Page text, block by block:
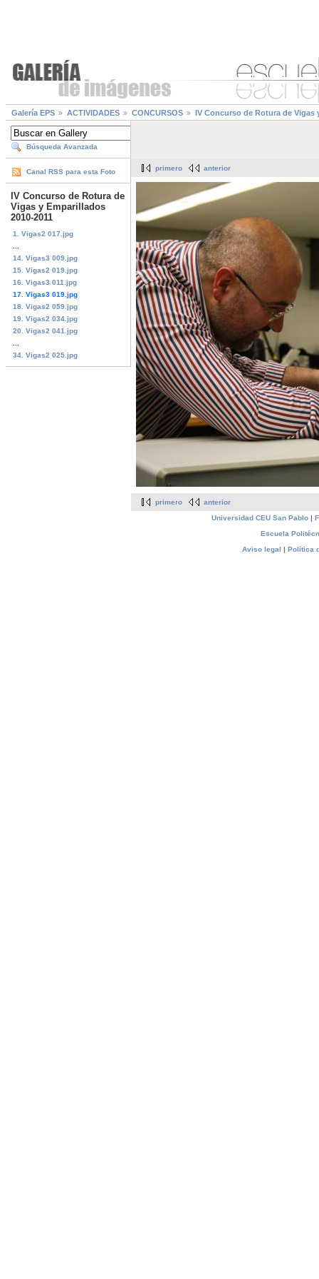
Galería EPS ACTIVIDADES CONCURSOS IV Concurso de Rotura de Vigas
Búsqueda Avanzada
Canal RSS para esta Foto
IV Concurso de Rotura de
Vigas y Emparillados
2010-2011
1. Vigas2 017.jpg
14. Vigas3 009.jpg
15. Vigas2 019.jpg
16. Vigas3 011.jpg
17. Vigas3 019.jpg
18. Vigas2 059.jpg
19. Vigas2 034.jpg
20. Vigas2 041.jpg
34. Vigas2 025.jpg
primero anterior
primero
anterior
Universidad CEU San Pablo|
Escuela
Aviso legal | Política